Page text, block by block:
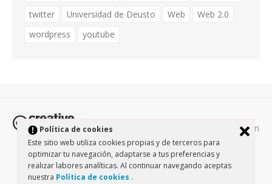
Política de cookies
Este sitio web utiliza cookies propias y de terceros para
optimizar tu navegación, adaptarse a tus preferencias y
realizar labores analíticas. Al continuar navegando aceptas
nuestra Política de cookies .
twitter
Universidad de Deusto Web
Web 2.0
wordpress
youtube
Todos los contenidos de esta página están
protegidos por la licencia Creative Commons Attribution-
NonCommercial-ShareAlike 3.0. / Política de privacidad
Theme by Design Lab